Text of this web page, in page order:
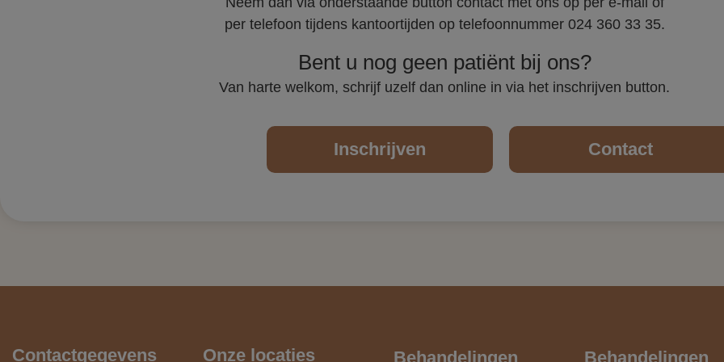
per telefoon tijdens kantoortijden op telefoonnummer 024 360 33 35.
Bent u nog geen patiënt bij ons?
Van harte welkom, schrijf uzelf dan online in via het inschrijven button.
Inschrijven Contact
Contactgegevens Onze locaties Behandelingen Behandelingen